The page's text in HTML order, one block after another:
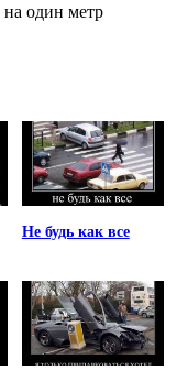
на один метр
Не будь как все